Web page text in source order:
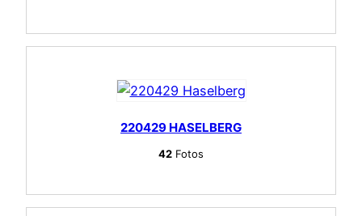
220429 HASELBERG
42 Fotos